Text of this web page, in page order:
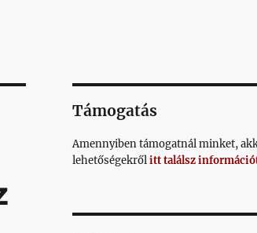
Támogatás
Amennyiben támogatnál minket,
lehetőségekrőlitt találsz